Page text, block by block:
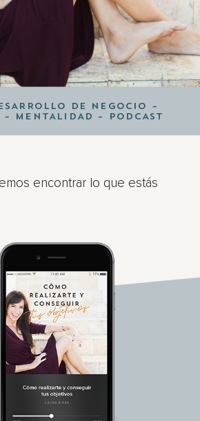
DE NEGOCIO
–
– MENTALIDAD – PODCAST
encontrar lo que estás